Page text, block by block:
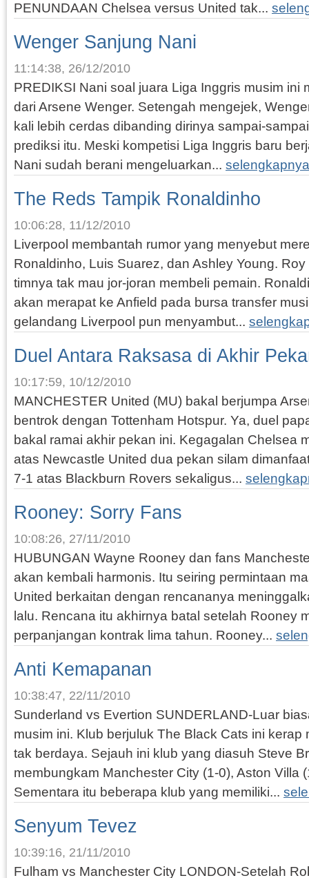
PENUNDAAN Chelsea versus United tak...
Wenger Sanjung Nani
11:14:38, 26/12/2010
PREDIKSI Nani soal juara Liga Inggris musim ini
dari Arsene Wenger. Setengah mengejek,
kali lebih cerdas dibanding dirinya sampai-
prediksi itu. Meski kompetisi Liga Inggris baru
Nani sudah berani mengeluarkan...
The Reds Tampik Ronaldinho
10:06:28, 11/12/2010
Liverpool membantah rumor yang menyebut
Ronaldinho, Luis Suarez, dan Ashley Young.
timnya tak mau jor-joran membeli pemain.
akan merapat ke Anfield pada bursa transfer
gelandang Liverpool pun menyambut...
Duel Antara Raksasa di Akhir
10:17:59, 10/12/2010
MANCHESTER United (MU) bakal berjumpa
bentrok dengan Tottenham Hotspur. Ya, duel
bakal ramai akhir pekan ini. Kegagalan Chelsea
atas Newcastle United dua pekan silam
7-1 atas Blackburn Rovers sekaligus...
Rooney: Sorry Fans
10:08:26, 27/11/2010
HUBUNGAN Wayne Rooney dan fans
akan kembali harmonis. Itu seiring permintaan
United berkaitan dengan rencananya
lalu. Rencana itu akhirnya batal setelah Rooney
perpanjangan kontrak lima tahun. Rooney...
Anti Kemapanan
10:38:47, 22/11/2010
Sunderland vs Evertion SUNDERLAND-Luar
musim ini. Klub berjuluk The Black Cats ini kerap
tak berdaya. Sejauh ini klub yang diasuh Steve
membungkam Manchester City (1-0), Aston Villa
Sementara itu beberapa klub yang memiliki...
Senyum Tevez
10:39:16, 21/11/2010
Fulham vs Manchester City LONDON-Setelah